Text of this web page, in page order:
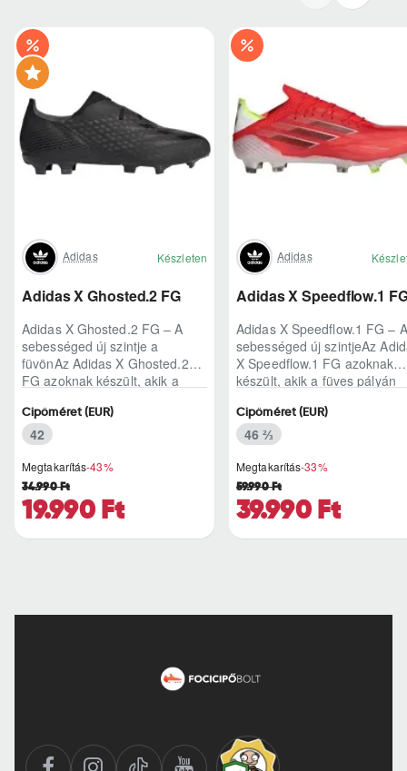
Adidas Készleten
Adidas X Ghosted.2 FG
Adidas X Ghosted.2 FG – A
sebességed új szintje a
füvönAz Adidas X Ghosted.2
FG azoknak készült, akik a
pillanataiban is azonnal r..
Megtakarítás-43%
19.990 Ft
34.990 Ft
Cipőméret (EUR)
42
Adidas
Adidas X Speedflow.1
Adidas X Speedflow.1 FG – A
sebességed új szintjeAz
X Speedflow.1 FG azoknak
készült, akik a füves pályán
ritmust diktál..
Megtakarítás-33%
39.990 Ft
59.990 Ft
Cipőméret (EUR)
46 ⅔